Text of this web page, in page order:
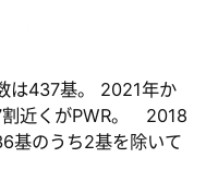
は437基。 2021年か
割近くがPWR。 2018
基のうち2基を除いて